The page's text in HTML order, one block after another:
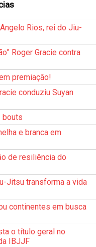
Rios, rei do Jiu-
Roger Gracie contra
premiação!
conduziu Suyan
bouts
e branca em
de resiliência do
Jitsu transforma a vida
continentes em busca
o título geral no
IBJJF